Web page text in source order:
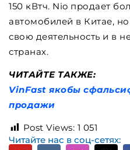
150 кВтч. Nio продает
автомобилей в Китае,
свою деятельность и в
странах.
ЧИТАЙТЕ ТАКЖЕ:
VinFast якобы
продажи
Post Views: 1 051
Читайте нас в соц-сетях: